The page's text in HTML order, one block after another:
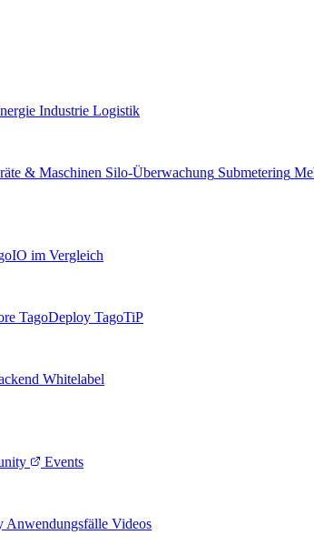
Industrie Logistik
& Maschinen Silo-Überwachung Submetering
im Vergleich
TagoDeploy TagoTiP
Whitelabel
Events
Anwendungsfälle Videos